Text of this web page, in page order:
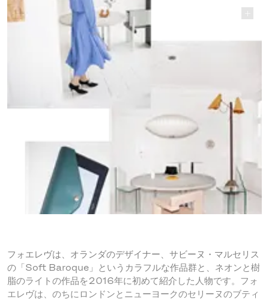
フォエレヴは、オランダのデザイナー、サビーヌ・マルセリス
の「Soft Baroque」というカラフルな作品群と、ネオンと樹
脂のライトの作品を2016年に初めて紹介した人物です。フォ
エレヴは、のちにロンドンとニューヨークのセリーヌのブティ